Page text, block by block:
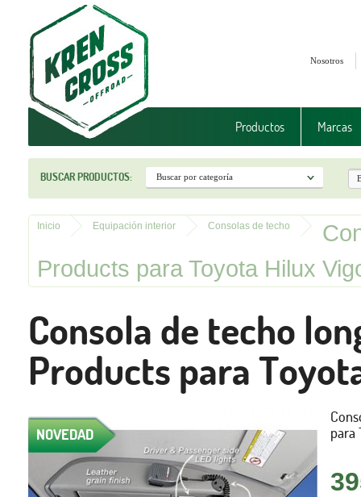
Nosotros
Productos Marcas
BUSCAR PRODUCTOS:
Inicio Equipación interior Consolas de techo
Products para Toyota Hilux
Consola de techo
Products para
NOVEDAD
para